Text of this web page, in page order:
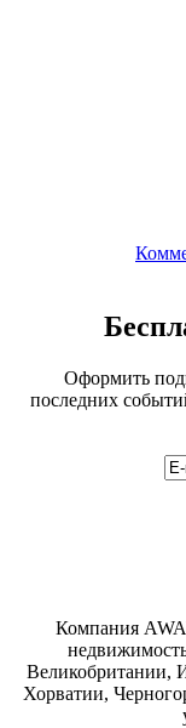
Оформить
последних
Компания
Великобритании,
Хорватии,